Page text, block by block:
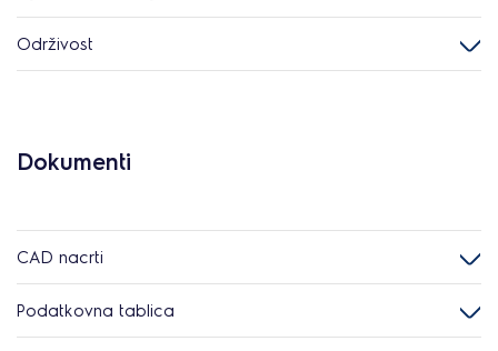
Održivost
Dokumenti
CAD nacrti
Podatkovna tablica